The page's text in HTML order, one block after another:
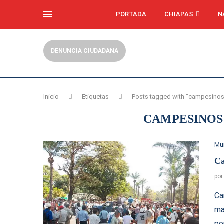
PORTADA CHIAPAS
DENUNCIA CIUDADANA
Inicio Etiquetas Posts tagged with
por